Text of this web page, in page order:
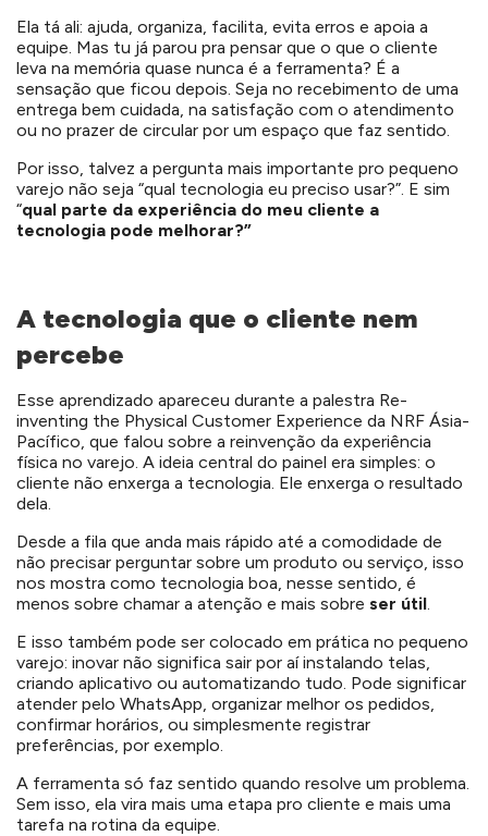
Ela tá ali: ajuda, organiza, facilita, evita erros e apoia a
equipe. Mas tu já parou pra pensar que o que o cliente
leva na memória quase nunca é a ferramenta? É a
sensação que ficou depois. Seja no recebimento de uma
entrega bem cuidada, na satisfação com o atendimento
ou no prazer de circular por um espaço que faz sentido.
Por isso, talvez a pergunta mais importante pro pequeno
varejo não seja “qual tecnologia eu preciso usar?”. E sim
“qual parte da experiência do meu cliente a
tecnologia pode melhorar?”
A tecnologia que o cliente nem
percebe
Esse aprendizado apareceu durante a palestra Re-
inventing the Physical Customer Experience da NRF Ásia-
Pacífico , que falou sobre a reinvenção da experiência
física no varejo. A ideia central do painel era simples: o
cliente não enxerga a tecnologia. Ele enxerga o resultado
dela.
Desde a fila que anda mais rápido até a comodidade de
não precisar perguntar sobre um produto ou serviço, isso
nos mostra como tecnologia boa, nesse sentido, é
menos sobre chamar a atenção e mais sobre ser útil
E isso também pode ser colocado em prática no pequeno
varejo: inovar não significa sair por aí instalando telas,
criando aplicativo ou automatizando tudo. Pode significar
atender pelo WhatsApp, organizar melhor os pedidos,
confirmar horários, ou simplesmente registrar
preferências, por exemplo.
A ferramenta só faz sentido quando resolve um problema.
Sem isso, ela vira mais uma etapa pro cliente e mais uma
tarefa na rotina da equipe.